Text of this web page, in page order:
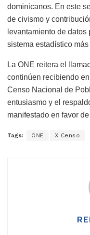
dominicanos. En este
de civismo y
levantamiento de
sistema estadístico
La ONE reitera el
continúen recibiendo
Censo Nacional de
entusiasmo y el
manifestado en favor
Tags: ONE X Censo